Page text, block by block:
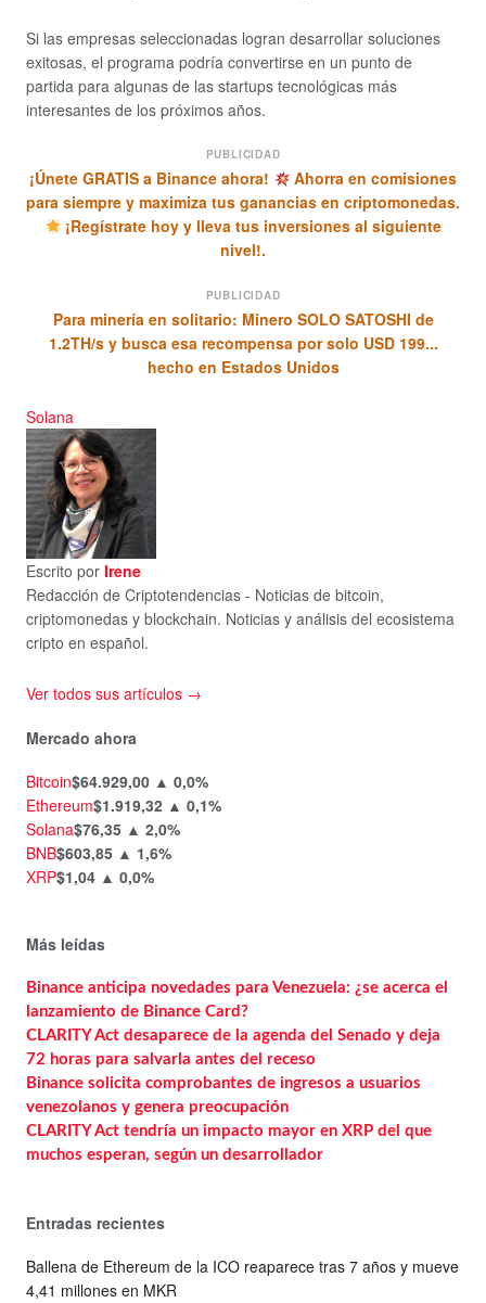
Si las empresas seleccionadas logran desarrollar soluciones
exitosas, el programa podría convertirse en un punto de
partida para algunas de las startups tecnológicas más
interesantes de los próximos años.
PUBLICIDAD
¡Únete GRATIS a Binance ahora!
Ahorra en comisiones
para siempre y maximiza tus ganancias en criptomonedas.
¡Regístrate hoy y lleva tus inversiones al siguiente
nivel!.
PUBLICIDAD
Para minería en solitario: Minero SOLO SATOSHI de
1.2TH/s y busca esa recompensa por solo USD 199...
hecho en Estados Unidos
Solana
Escrito por Irene
Redacción de Criptotendencias - Noticias de bitcoin,
criptomonedas y blockchain. Noticias y análisis del ecosistema
cripto en español.
Ver todos sus artículos →
Mercado ahora
Bitcoin$64.929,00 ▲ 0,0%
Ethereum$1.919,32 ▲ 0,1%
Solana$76,35 ▲ 2,0%
BNB$603,85 ▲ 1,6%
XRP$1,04 ▲ 0,0%
Más leídas
Binance anticipa novedades para Venezuela: ¿se acerca el
lanzamiento de Binance Card?
CLARITY Act desaparece de la agenda del Senado y deja
72 horas para salvarla antes del receso
Binance solicita comprobantes de ingresos a usuarios
venezolanos y genera preocupación
CLARITY Act tendría un impacto mayor en XRP del que
muchos esperan, según un desarrollador
Entradas recientes
Ballena de Ethereum de la ICO reaparece tras 7 años y mueve
4,41 millones en MKR